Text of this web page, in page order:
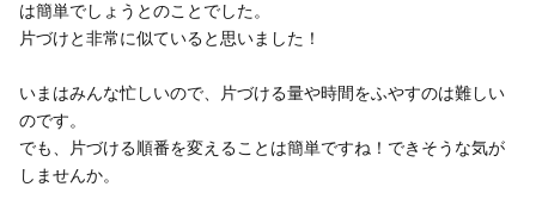
は簡単でしょうとのことでした。
片づけと非常に似ていると思いました！
いまはみんな忙しいので、片づける量や時間をふやすのは難しい
のです。
でも、片づける順番を変えることは簡単ですね！できそうな気が
しませんか。